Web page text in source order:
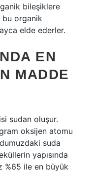
bileşiklere
bu organik
elde ederler.
EN
MADDE
sudan oluşur.
oksijen atomu
suda
yapısında
%65 ile en büyük